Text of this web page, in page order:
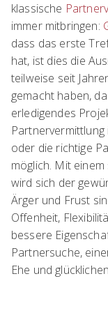
klassische
immer mitbringen:
dass das erste
hat, ist dies die
teilweise seit
gemacht haben,
erledigendes
oder die richtige
möglich. Mit
wird sich der
Ärger und Frust
Offenheit,
bessere
Partnersuche,
Ehe und